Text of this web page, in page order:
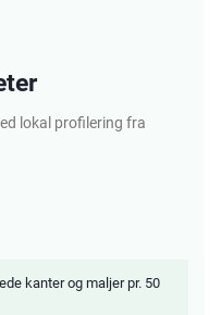
lokal profilering fra
kanter og maljer pr. 50